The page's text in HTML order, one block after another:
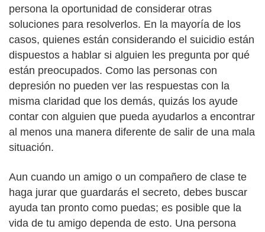
persona la oportunidad de considerar otras
soluciones para resolverlos. En la mayoría de los
casos, quienes están considerando el suicidio están
dispuestos a hablar si alguien les pregunta por qué
están preocupados. Como las personas con
depresión no pueden ver las respuestas con la
misma claridad que los demás, quizás los ayude
contar con alguien que pueda ayudarlos a encontrar
al menos una manera diferente de salir de una mala
situación.
Aun cuando un amigo o un compañero de clase te
haga jurar que guardarás el secreto, debes buscar
ayuda tan pronto como puedas; es posible que la
vida de tu amigo dependa de esto. Una persona